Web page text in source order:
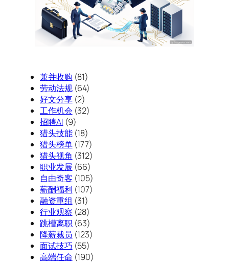
兼并收购 (81)
劳动法规(64)
好文分享(2)
工作机会 (32)
招聘AI (9)
猎头技能(18)
猎头榜单(177)
猎头视角 (312)
职业发展 (66)
自由奇客 (105)
薪酬福利 (107)
融资重组 (31)
行业观察 (28)
跳槽离职(63)
降薪裁员 (123)
面试技巧 (55)
高端任命 (190)